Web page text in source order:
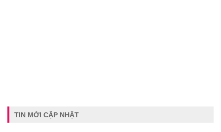
TIN MỚI CẬP NHẬT